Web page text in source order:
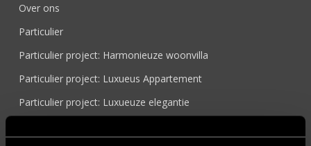
Over ons
Particulier
Particulier project: Harmonieuze woonvilla
Particulier project: Luxueus Appartement
Particulier project: Luxueuze elegantie